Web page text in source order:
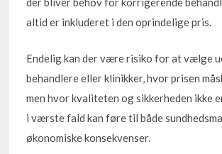
altid er inkluderet i den oprindelige pris.
Endelig kan der være risiko for at vælge
behandlere eller klinikker, hvor prisen
men hvor kvaliteten og sikkerheden ikke
i værste fald kan føre til både
økonomiske konsekvenser.